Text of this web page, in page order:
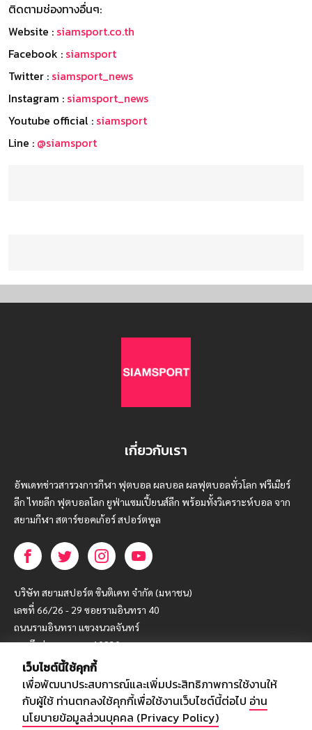
ติดตามช่องทางอื่นๆ:
Website : siamsport.co.th
Facebook : siamsport
Twitter : siamsport_news
Instagram : siamsport_news
Youtube official : siamsport
Line : @siamsport
เกี่ยวกับเรา
อัพเดทข่าวสารวงการกีฬา ฟุตบอล ผลบอล ผลฟุตบอลทั่วโลก ฟรีเมียร์
ลีก ไทยลีก ฟุตบอลโลก ยูฟ่าแซมเปี้ยนส์ลีก พร้อมทั้งวิเคราะห์บอล จาก
สยามกีฬา สตาร์ชอคเก้อร์ สปอร์ตพูล
บริษัท สยามสปอร์ต ซินติเคท จำกัด (มหาชน)
เลขที่ 66/26 - 29 ซอยรามอินทรา 40
ถนนรามอินทรา แขวงนวลจันทร์
เขตบึงกุ่ม กรุงเทพฯ 10230
โทร : 02-5088-000
อีเมล์ : webmaster@siamsport.co.th
เว็บไซต์ : www.siamsport.co.th
เว็บไซต์นี้ใช้คุกกี้
เพื่อพัฒนาประสบการณ์และเพิ่มประสิทธิภาพการใช้งานให้
กับผู้ใช้ ท่านตกลงใช้คุกกี้เพื่อใช้งานเว็บไซต์นี้ต่อไป อ่าน
นโยบายข้อมูลส่วนบุคคล (Privacy Policy)